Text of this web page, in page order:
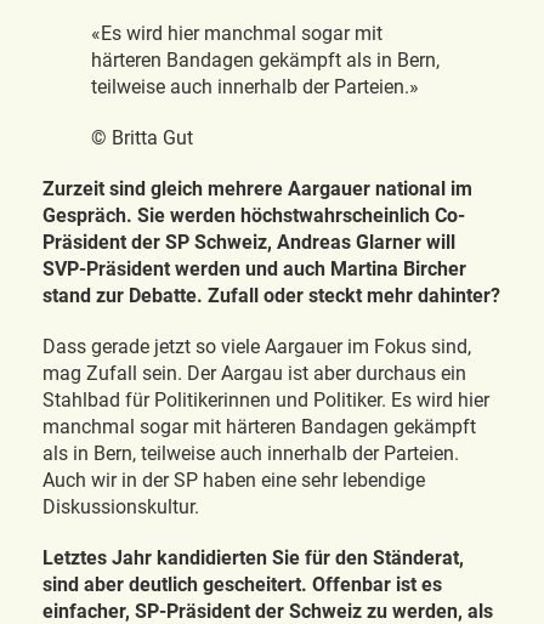
«Es wird hier manchmal sogar mit
härteren Bandagen gekämpft als in Bern,
teilweise auch innerhalb der Parteien.»
© Britta Gut
Zurzeit sind gleich mehrere Aargauer national im
Gespräch. Sie werden höchstwahrscheinlich Co-
Präsident der SP Schweiz, Andreas Glarner will
SVP-Präsident werden und auch Martina Bircher
stand zur Debatte. Zufall oder steckt mehr dahinter?
Dass gerade jetzt so viele Aargauer im Fokus sind,
mag Zufall sein. Der Aargau ist aber durchaus ein
Stahlbad für Politikerinnen und Politiker. Es wird hier
manchmal sogar mit härteren Bandagen gekämpft
als in Bern, teilweise auch innerhalb der Parteien.
Auch wir in der SP haben eine sehr lebendige
Diskussionskultur.
Letztes Jahr kandidierten Sie für den Ständerat,
sind aber deutlich gescheitert. Offenbar ist es
einfacher, SP-Präsident der Schweiz zu werden, als